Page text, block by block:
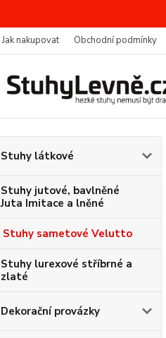
Jak nakupovat Obchodní podmínky
Stuhy látkové
Stuhy jutové, bavlněné
Juta Imitace a lněné
Stuhy sametové Velutto
Stuhy lurexové stříbrné a
zlaté
Dekorační provázky